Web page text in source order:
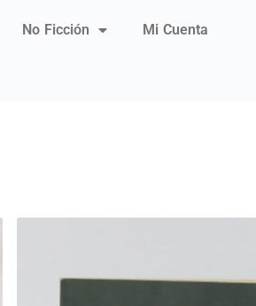
No Ficción Mi Cuenta